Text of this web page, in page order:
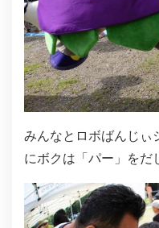
みんなとロボばんじぃ
にボクは「パー」をだ